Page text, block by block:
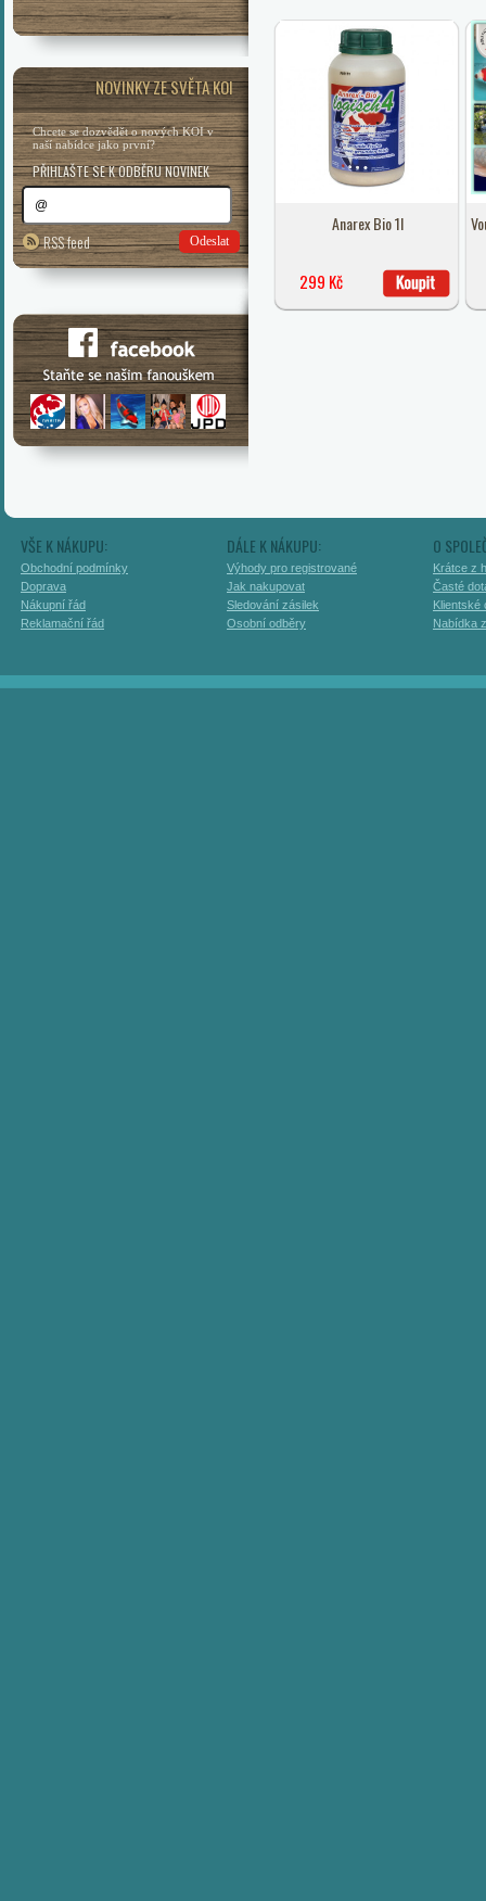
NOVINKY ZE SVĚTA KOI
Chcete se dozvědět o nových KOI v
naší nabídce jako první?
PŘIHLAŠTE SE K ODBĚRU NOVINEK
RSS feed Odeslat
Anarex Bio 1l
299 Kč
VŠE K NÁKUPU:
Obchodní podmínky
Doprava
Nákupní řád
Reklamační řád
DÁLE K NÁKUPU:
Výhody pro registrované
Jak nakupovat
Sledování zásilek
Osobní odběry
O
Krátce z
Časté
Klientské
Nabídka